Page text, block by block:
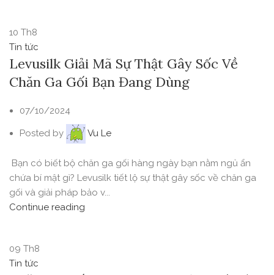
10 Th8
Tin tức
Levusilk Giải Mã Sự Thật Gây Sốc Về
Chăn Ga Gối Bạn Đang Dùng
07/10/2024
Posted by Vu Le
Bạn có biết bộ chăn ga gối hàng ngày bạn nằm ngủ ẩn
chứa bí mật gì? Levusilk tiết lộ sự thật gây sốc về chăn ga
gối và giải pháp bảo v...
Continue reading
09 Th8
Tin tức